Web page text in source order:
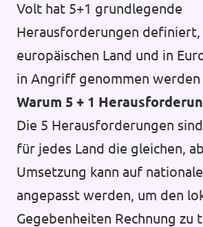
Volt hat 5+1 grundlegende
Herausforderungen definiert,
europäischen Land und in
in Angriff genommen werden
Warum 5 + 1
Die 5 Herausforderungen
für jedes Land die gleichen,
Umsetzung kann auf
angepasst werden, um den
Gegebenheiten Rechnung zu